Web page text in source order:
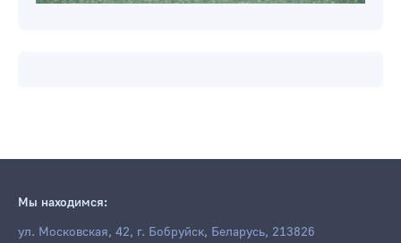
Мы находимся:
ул. Московская, 42, г. Бобруйск, Беларусь, 213826